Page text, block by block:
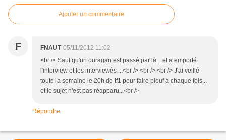
Ajouter un commentaire
F FNAUT 05/11/2012 11:02
<br /> Sauf qu'un ouragan est passé par là... et a emporté
l'interview et les interviewés ...<br /> <br /> <br /> J'ai veillé
toute la semaine le 20h de tf1 pour faire plouf à chaque fois...
et le sujet n'est pas réapparu...<br />
Répondre